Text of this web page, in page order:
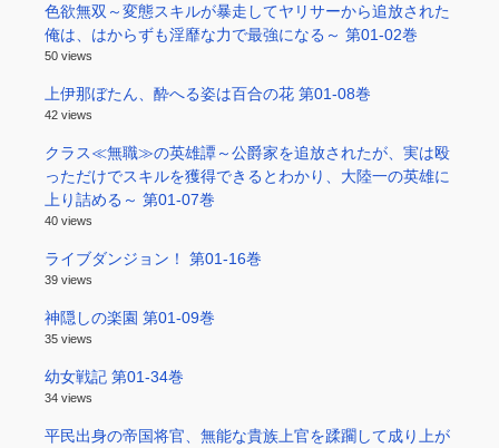
色欲無双～変態スキルが暴走してヤリサーから追放された
俺は、はからずも淫靡な力で最強になる～ 第01-02巻
50 views
上伊那ぼたん、酔へる姿は百合の花 第01-08巻
42 views
クラス≪無職≫の英雄譚～公爵家を追放されたが、実は殴
っただけでスキルを獲得できるとわかり、大陸一の英雄に
上り詰める～ 第01-07巻
40 views
ライブダンジョン！ 第01-16巻
39 views
神隠しの楽園 第01-09巻
35 views
幼女戦記 第01-34巻
34 views
平民出身の帝国将官、無能な貴族上官を蹂躙して成り上が